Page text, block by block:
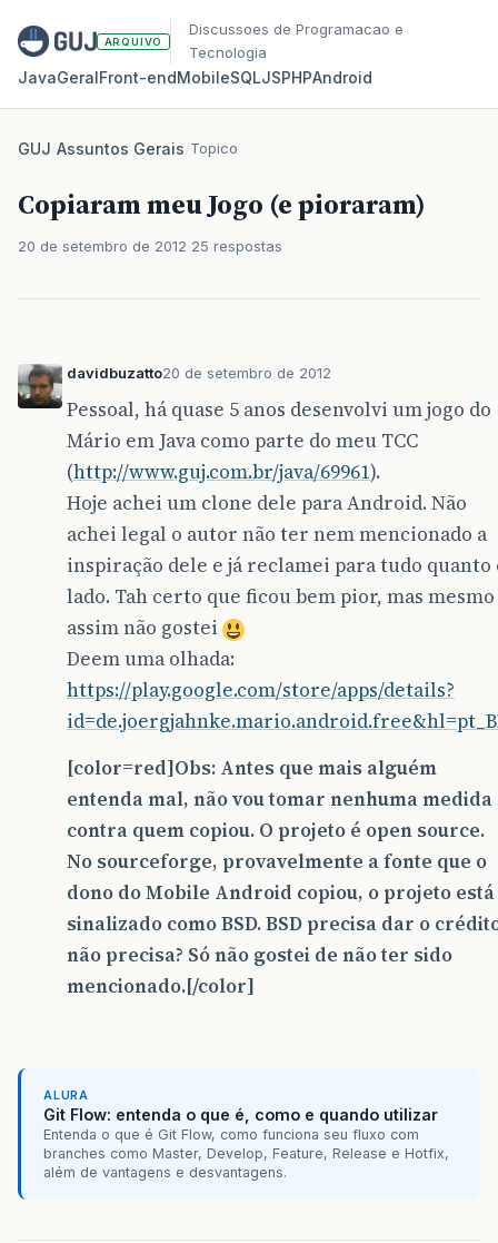
ARQUIVO
Discussoes de Programacao e
Tecnologia
JavaGeralFront‑endMobileSQLJSPHPAndroid
GUJ/Assuntos Gerais/Topico
Copiaram meu Jogo (e pioraram)
20 de setembro de 2012 25 respostas
davidbuzatto20 de setembro de 2012
Pessoal, há quase 5 anos desenvolvi um jogo do
Mário em Java como parte do meu TCC
(http://www.guj.com.br/java/69961).
Hoje achei um clone dele para Android. Não
achei legal o autor não ter nem mencionado a
inspiração dele e já reclamei para tudo quanto
lado. Tah certo que ficou bem pior, mas mesmo
assim não gostei
Deem uma olhada:
https://play.google.com/store/apps/details?
[color=red]Obs: Antes que mais alguém
entenda mal, não vou tomar nenhuma medida
contra quem copiou. O projeto é open source.
No sourceforge, provavelmente a fonte que o
dono do Mobile Android copiou, o projeto está
sinalizado como BSD. BSD precisa dar o
não precisa? Só não gostei de não ter sido
mencionado.[/color]
ALURA
Git Flow: entenda o que é, como e quando utilizar
Entenda o que é Git Flow, como funciona seu fluxo com
branches como Master, Develop, Feature, Release e Hotfix,
além de vantagens e desvantagens.